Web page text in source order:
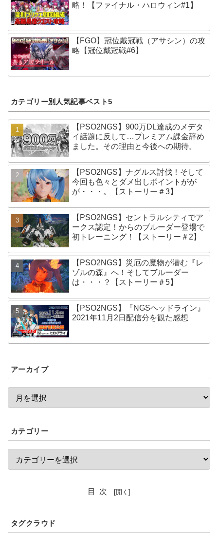
略！【ファイナル・ハロウィン#1】
【FGO】冠位戴冠戦（アサシン）の攻
略【冠位戴冠戦#6】
カテゴリー別人気記事ベスト5
【PSO2NGS】900万DL達成のメデタ
イ話題に反して…プレミアム課金辞め
ました。その理由と今後への期待。
【PSO2NGS】ナグルス討伐！そして
今回も色々とダメ出しポイントがが
が・・・。【ストーリー＃3】
【PSO2NGS】セントラルシティでア
ークス認定！からのブルーダー登場で
初トレーニング！【ストーリー＃2】
【PSO2NGS】災厄の魔物が潜む『レ
ゾルの森』へ！そしてブルーダー
は・・・？【ストーリー＃5】
【PSO2NGS】『NGSヘッドライン』
2021年11月2日配信分を観た感想
アーカイブ
カテゴリー
目次
タグクラウド